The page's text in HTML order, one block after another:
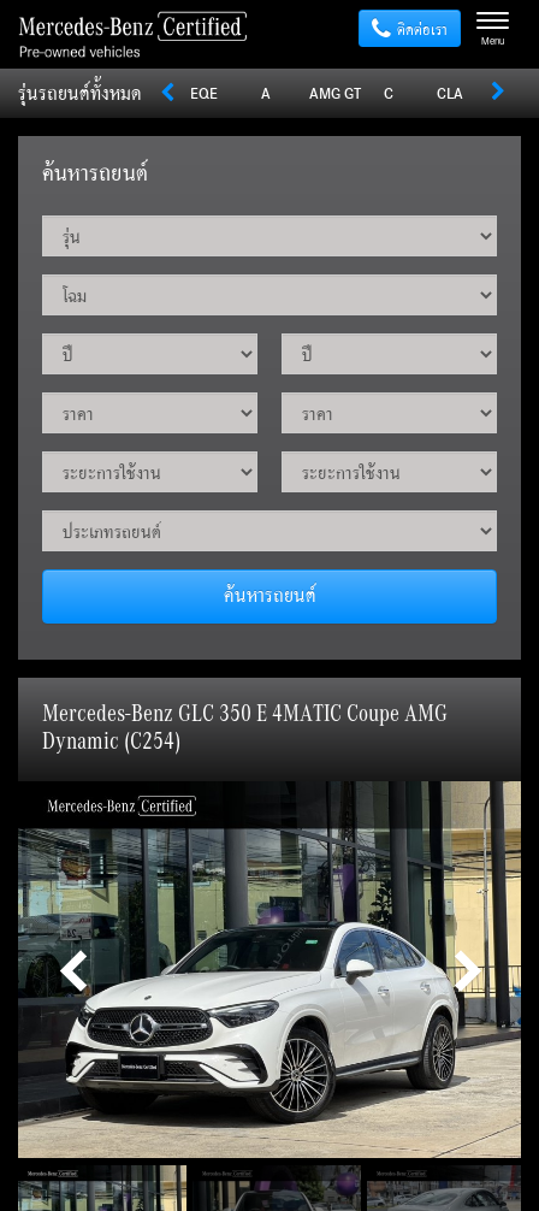
ติดต่อเรา Menu
รุ่นรถยนต์ทั้งหมด
Sprinter V Vito EQE A AMG GT C CLA CLE
ค้นหารถยนต์
ค้นหารถยนต์
Mercedes-Benz GLC 350 E 4MATIC Coupe AMG
Dynamic (C254)